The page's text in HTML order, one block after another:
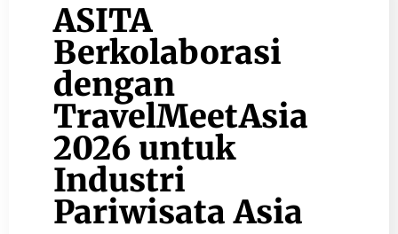
ASITA
Berkolaborasi
dengan
TravelMeetAsia
2026 untuk
Industri
Pariwisata Asia